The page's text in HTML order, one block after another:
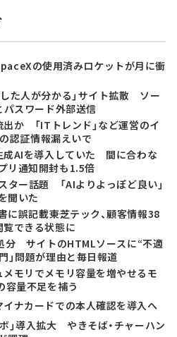
の使用済みロケットが月に衝
た人が分かる」サイト拡散 ソー
パスワード外部送信
か 「ITトレンド」など運営のイ
認証情報漏えいで
成AIを導入していた 間に合わな
リ通知開封も1.5倍
ター話題 「AIよりよっぽど良い」
聞いた
誤記載――東芝テック、顧客情報38
できる状態に
分 サイトのHTMLソースに“不適
」問題が理由と毎日報道
メモリでメモリ容量を増やせるモ
量不足を補う
イナカードでの本人確認を導入へ
」導入拡大 やきそば・チャーハン